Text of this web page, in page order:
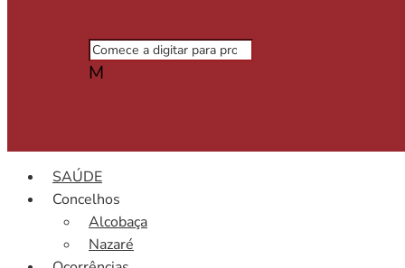
M
SAÚDE
Concelhos
Alcobaça
Nazaré